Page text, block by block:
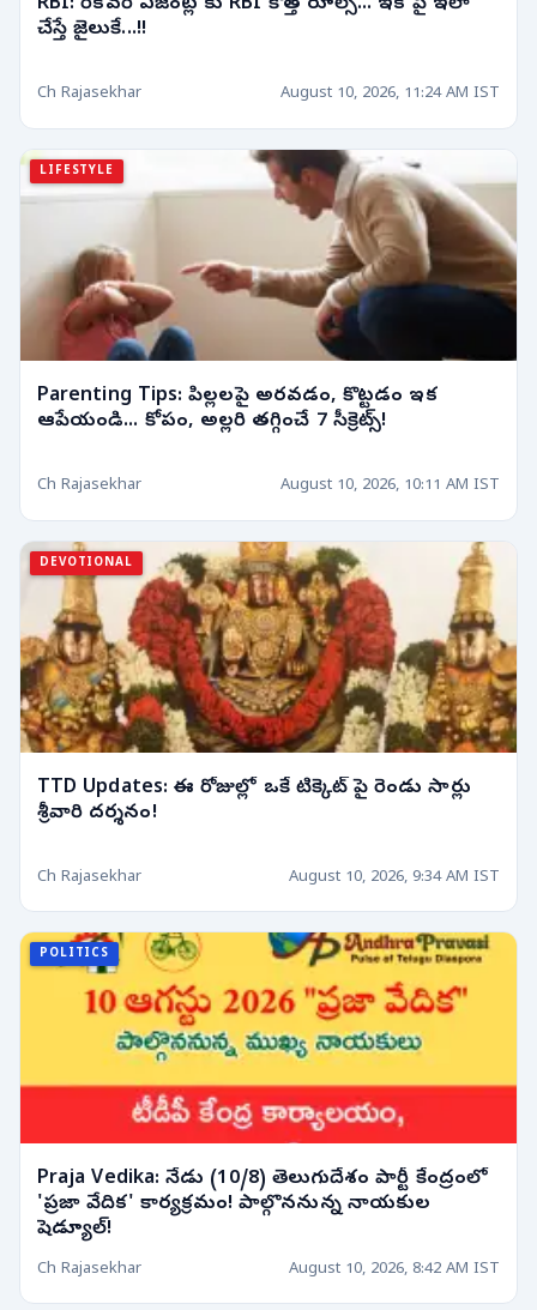
చేస్తే జైలుకే...!!
Ch Rajasekhar August 10, 2026, 11:24 AM IST
LIFESTYLE
Parenting Tips: పిల్లలపై అరవడం, కొట్టడం ఇక
ఆపేయండి... కోపం, అల్లరి తగ్గించే 7 సీక్రెట్స్!
Ch Rajasekhar August 10, 2026, 10:11 AM IST
DEVOTIONAL
TTD Updates: ఈ రోజుల్లో ఒకే టిక్కెట్ పై రెండు సార్లు
శ్రీవారి దర్శనం!
Ch Rajasekhar August 10, 2026, 9:34 AM IST
POLITICS
Praja Vedika: నేడు (10/8) తెలుగుదేశం పార్టీ కేంద్రంలో
'ప్రజా వేదిక' కార్యక్రమం! పాల్గొననున్న నాయకుల
షెడ్యూల్!
Ch Rajasekhar August 10, 2026, 8:42 AM IST